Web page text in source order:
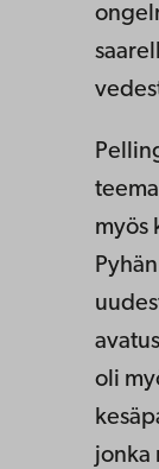
myös
oli
jonka